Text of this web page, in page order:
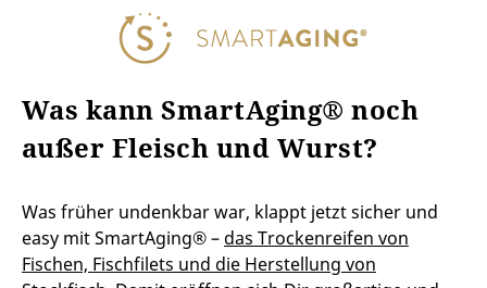
Was kann SmartAging® noch
außer Fleisch und Wurst?
Was früher undenkbar war, klappt jetzt sicher und
easy mit SmartAging® – das Trockenreifen von
Fischen, Fischfilets und die Herstellung von